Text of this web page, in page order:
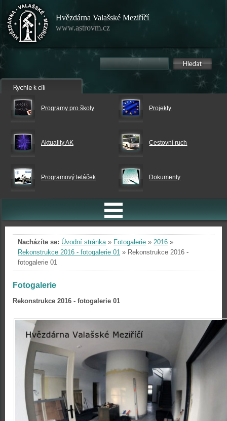
Hvězdárna Valašské Meziříčí
www.astrovm.cz
Programy pro školy Projekty
Aktuality AK Cestovní ruch
Programový letáček Dokumenty
Nacházíte se: Úvodní stránka» Fotogalerie » 2016 »
Rekonstrukce 2016 - fotogalerie 01 » Rekonstrukce 2016 -
fotogalerie 01
Fotogalerie
Rekonstrukce 2016 - fotogalerie 01